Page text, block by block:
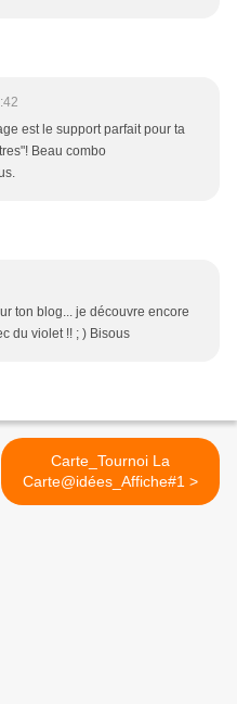
est le support parfait pour ta
Beau combo
ton blog... je découvre encore
du violet !! ; ) Bisous
Carte_Tournoi La
Carte@idées_Affiche#1 >